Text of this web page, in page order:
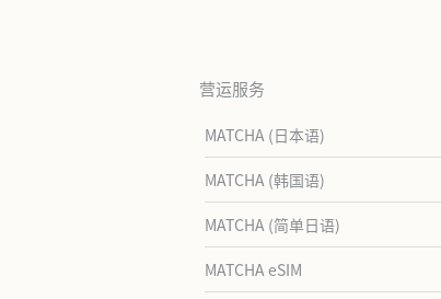
营运服务
MATCHA (日本语)
MATCHA (韩国语)
MATCHA (简单日语)
MATCHA eSIM